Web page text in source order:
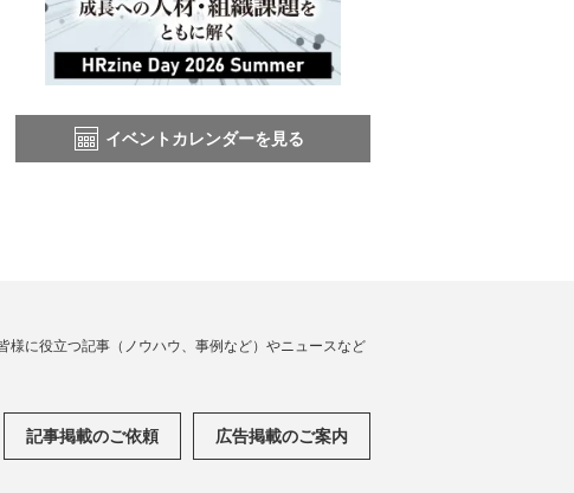
イベントカレンダーを見る
に役立つ記事（ノウハウ、事例など）やニュースなど
記事掲載のご依頼 広告掲載のご案内